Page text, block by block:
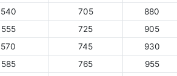
540 705
880
555 725
905
570 745
930
585 765
955